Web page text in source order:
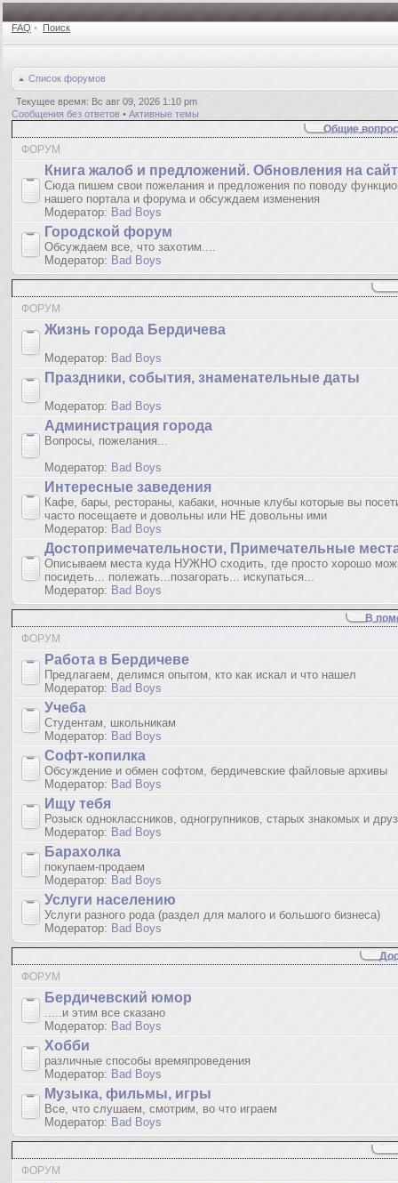
FAQ • Поиск
Список форумов
Текущее время: Вс авг 09, 2026 1:10 pm
Сообщения без ответов • Активные темы
Общие
ФОРУМ
Книгa жалoб и пpедлoжeний. Обновления на
Сюда пишем свои пожелания и предложения по поводу
нашего портала и форума и обсуждаем изменения
Модератор: Bad Boys
Городской форум
Обсуждаем все, что захотим....
Модератор: Bad Boys
ФОРУМ
Жизнь города Бердичева
Модератор: Bad Boys
Праздники, события, знаменательные даты
Модератор: Bad Boys
Администрация города
Вопросы, пожелания...
Модератор: Bad Boys
Интересные заведения
Кафе, бары, рестораны, кабаки, ночные клубы которые вы
часто посещаете и довольны или НЕ довольны ими
Модератор: Bad Boys
Достопримечательности, Примечательные
Описываем места куда НУЖНО сходить, где просто хорошо
посидеть... полежать...позагорать... искупаться...
Модератор: Bad Boys
В
ФОРУМ
Работа в Бердичеве
Предлагаем, делимся опытом, кто как искал и что нашел
Модератор: Bad Boys
Учеба
Студентам, школьникам
Модератор: Bad Boys
Софт-копилка
Обсуждение и обмен софтом, бердичевские файловые архивы
Модератор: Bad Boys
Ищу тебя
Розыск одноклассников, одногрупников, старых знакомых и
Модератор: Bad Boys
Барахолка
покупаем-продаем
Модератор: Bad Boys
Услуги населению
Услуги разного рода (раздел для малого и большого бизнеса)
Модератор: Bad Boys
ФОРУМ
Бердичевский юмop
.....и этим все сказано
Модератор: Bad Boys
Хобби
различные способы времяпроведения
Модератор: Bad Boys
Музыка, фильмы, игры
Все, что слушаем, смотрим, во что играем
Модератор: Bad Boys
ФОРУМ